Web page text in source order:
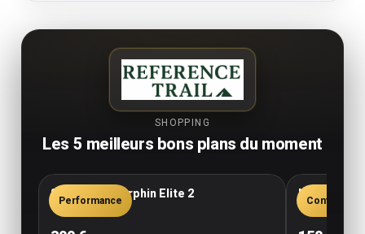
SHOPPING
Les 5 meilleurs bons plans du moment
Performance
Saucony Endorphin Elite 2
Confort
New